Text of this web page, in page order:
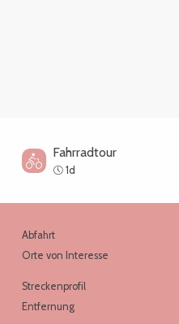
Fahrradtour
1d
Abfahrt
Orte von Interesse
Streckenprofil
Entfernung